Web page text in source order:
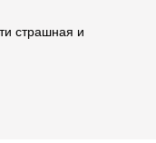
страшная и